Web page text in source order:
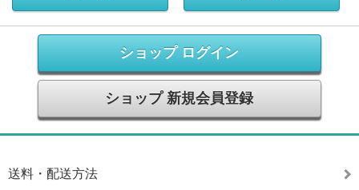
ショップ ログイン
ショップ 新規会員登録
送料・配送方法